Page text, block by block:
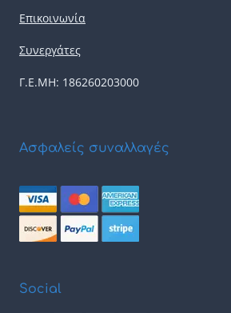
Επικοινωνία
Συνεργάτες
Γ.Ε.ΜΗ: 186260203000
Ασφαλείς συναλλαγές
Social